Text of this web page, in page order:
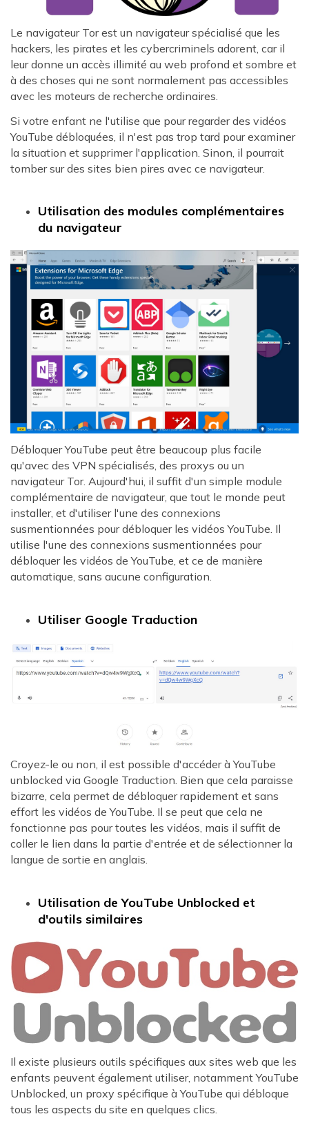
Le navigateur Tor est un navigateur spécialisé que les
hackers, les pirates et les cybercriminels adorent, car il
leur donne un accès illimité au web profond et sombre et
à des choses qui ne sont normalement pas accessibles
avec les moteurs de recherche ordinaires.
Si votre enfant ne l'utilise que pour regarder des vidéos
YouTube débloquées, il n'est pas trop tard pour examiner
la situation et supprimer l'application. Sinon, il pourrait
tomber sur des sites bien pires avec ce navigateur.
Utilisation des modules complémentaires
du navigateur
Débloquer YouTube peut être beaucoup plus facile
qu'avec des VPN spécialisés, des proxys ou un
navigateur Tor. Aujourd'hui, il suffit d'un simple module
complémentaire de navigateur, que tout le monde peut
installer, et d'utiliser l'une des connexions
susmentionnées pour débloquer les vidéos YouTube. Il
utilise l'une des connexions susmentionnées pour
débloquer les vidéos de YouTube, et ce de manière
automatique, sans aucune configuration.
Utiliser Google Traduction
Croyez-le ou non, il est possible d'accéder à YouTube
unblocked via Google Traduction. Bien que cela paraisse
bizarre, cela permet de débloquer rapidement et sans
effort les vidéos de YouTube. Il se peut que cela ne
fonctionne pas pour toutes les vidéos, mais il suffit de
coller le lien dans la partie d'entrée et de sélectionner la
langue de sortie en anglais.
Utilisation de YouTube Unblocked et
d'outils similaires
Il existe plusieurs outils spécifiques aux sites web que les
enfants peuvent également utiliser, notamment YouTube
Unblocked, un proxy spécifique à YouTube qui débloque
tous les aspects du site en quelques clics.